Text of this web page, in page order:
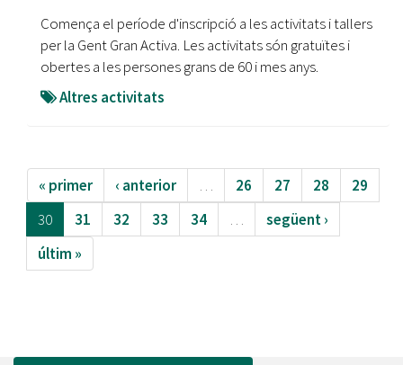
Comença el període d'inscripció a les activitats i tallers
per la Gent Gran Activa. Les activitats són gratuïtes i
obertes a les persones grans de 60 i mes anys.
Altres activitats
« primer ‹ anterior … 26 27 28
29
30
31 32 33 34 …
següent ›
últim »